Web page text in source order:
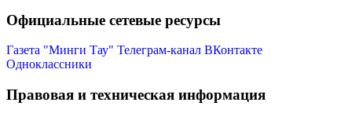
Официальные сетевые ресурсы
Газета "Минги Тау" Телеграм-канал ВКонтакте
Одноклассники
Правовая и техническая информация